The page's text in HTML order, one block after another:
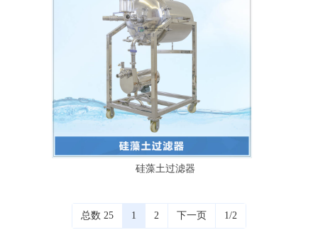
硅藻土过滤器
总数 25 1 2 下一页 1/2